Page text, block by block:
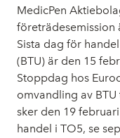
MedicPen
företrädesemission
Sista dag för
(BTU) är den 15
Stoppdag hos
omvandling av
sker den 19
handel i TO5, se